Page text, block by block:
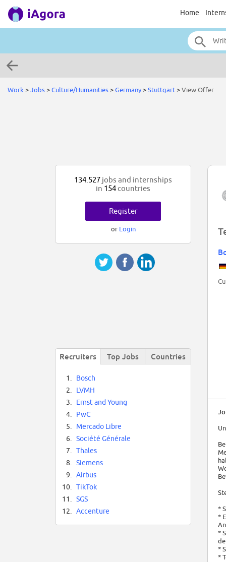
Home
Work >Jobs>Culture/Humanities>Germany>Stuttgart>View Offer
*
*
*
*
*
134.527 jobs and internships
in 154countries
Register
or Login
Recruiters Top Jobs Countries
1.
Bosch
2.
LVMH
3.
Ernst and Young
4.
PwC
5.
Mercado Libre
6.
Société Générale
7.
Thales
8.
Siemens
9.
Airbus
10.
TikTok
11.
SGS
12.
Accenture